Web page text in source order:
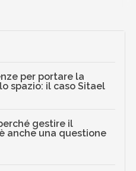
per portare la
spazio: il caso Sitael
gestire il
anche una questione